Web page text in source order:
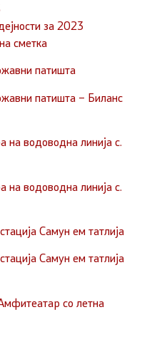
за 2023
сметка
патишта
патишта – Биланс
водоводна линија с.
на водоводна линија с.
Самун ем татлија
Самун ем татлија
со летна